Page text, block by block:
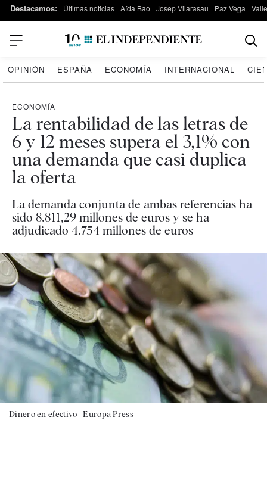
Destacamos: Últimas noticias Aída Bao Josep Vilarasau Paz Vega
OPINIÓN ESPAÑA ECONOMÍA INTERNACIONAL
ECONOMÍA
La rentabilidad de las letras de
6 y 12 meses supera el 3,1% con
una demanda que casi duplica
la oferta
La demanda conjunta de ambas referencias ha
sido 8.811,29 millones de euros y se ha
adjudicado 4.754 millones de euros
Dinero en efectivo |Europa Press